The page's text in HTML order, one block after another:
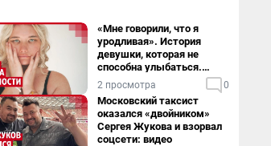
«Мне говорили, что я
уродливая». История
девушки, которая не
способна улыбаться.
Видео
2 просмотра 0
Московский таксист
оказался «двойником»
Сергея Жукова и взорвал
соцсети: видео